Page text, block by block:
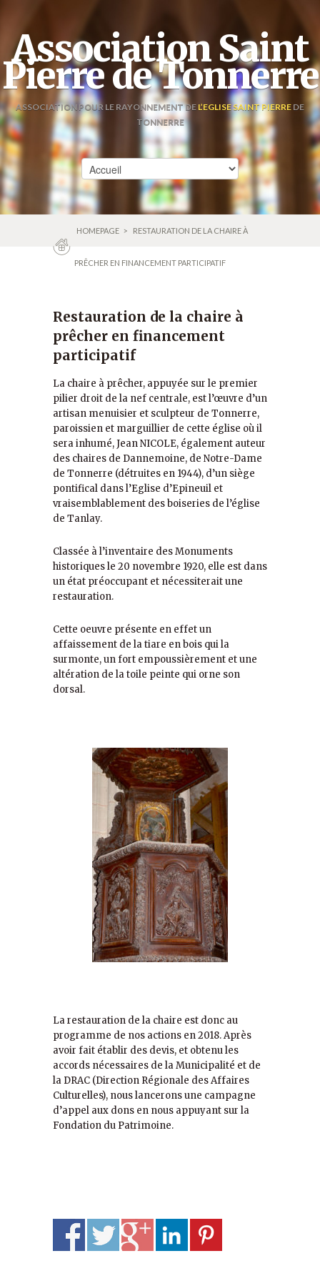
Association Saint
Pierre de Tonnerre
ASSOCIATION POUR LE RAYONNEMENT DE L’EGLISE SAINT PIERRE DE
TONNERRE
HOMEPAGE > RESTAURATION DE LA CHAIRE À
PRÊCHER EN FINANCEMENT PARTICIPATIF
Restauration de la chaire à
prêcher en financement
participatif
La chaire à prêcher, appuyée sur le premier
pilier droit de la nef centrale, est l’œuvre d’un
artisan menuisier et sculpteur de Tonnerre,
paroissien et marguillier de cette église où il
sera inhumé, Jean NICOLE, également auteur
des chaires de Dannemoine, de Notre-Dame
de Tonnerre (détruites en 1944), d’un siège
pontifical dans l’Eglise d’Epineuil et
vraisemblablement des boiseries de l’église
de Tanlay.
Classée à l’inventaire des Monuments
historiques le 20 novembre 1920, elle est dans
un état préoccupant et nécessiterait une
restauration.
Cette oeuvre présente en effet un
affaissement de la tiare en bois qui la
surmonte, un fort empoussièrement et une
altération de la toile peinte qui orne son
dorsal.
La restauration de la chaire est donc au
programme de nos actions en 2018. Après
avoir fait établir des devis, et obtenu les
accords nécessaires de la Municipalité et de
la DRAC (Direction Régionale des Affaires
Culturelles), nous lancerons une campagne
d’appel aux dons en nous appuyant sur la
Fondation du Patrimoine.